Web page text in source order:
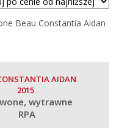
AIDAN
2015
wytrawne
RPA